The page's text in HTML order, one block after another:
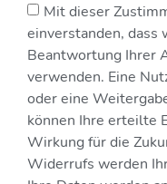
Mit dieser
einverstanden, dass
Beantwortung Ihrer
verwenden. Eine
oder eine
können Ihre erteilte
Wirkung für die
Widerrufs werden